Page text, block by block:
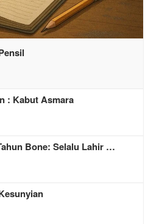
: Kabut Asmara
Bone: Selalu Lahir …